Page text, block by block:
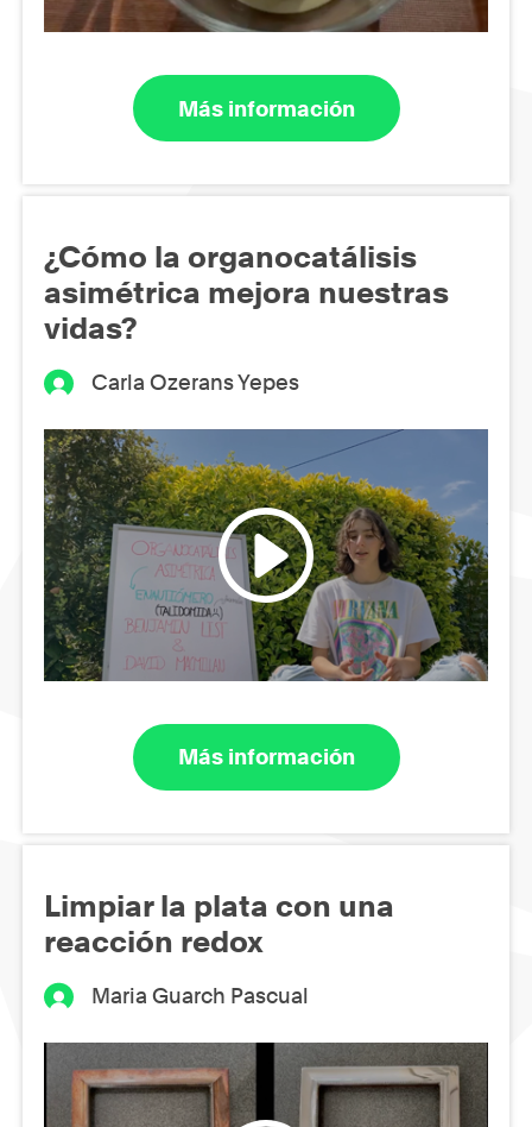
Más información
¿Cómo la organocatálisis
asimétrica mejora nuestras
vidas?
Carla Ozerans Yepes
Más información
Limpiar la plata con una
reacción redox
Maria Guarch Pascual